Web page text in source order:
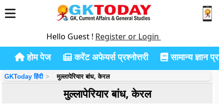
Hello Guest ! Register or Login
होम पेज करेंट अफेयर्स प्रश्नोत्तरी सामान्य ज्ञान
GKToday हिंदी मुल्लापेरियार बांध, केरल
मुल्लापेरियार बांध, केरल